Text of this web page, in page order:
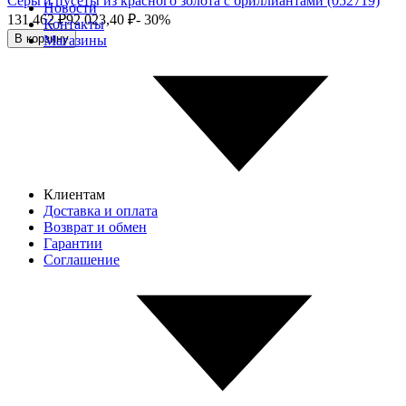
131 462₽92 023,40 ₽- 30%
В корзину
Новости
Контакты
Магазины
Клиентам
Доставка и оплата
Возврат и обмен
Гарантии
Соглашение